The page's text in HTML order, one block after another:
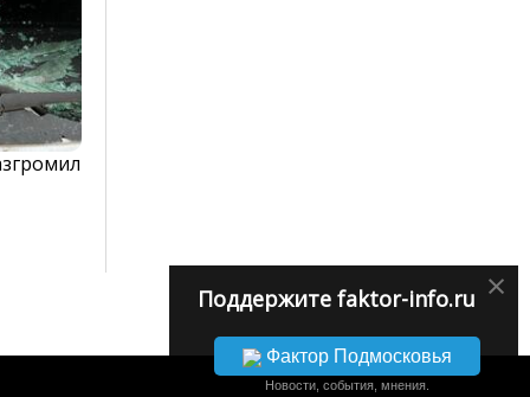
×
Поддержите faktor-info.ru
Фактор Подмосковья
Новости, события, мнения.